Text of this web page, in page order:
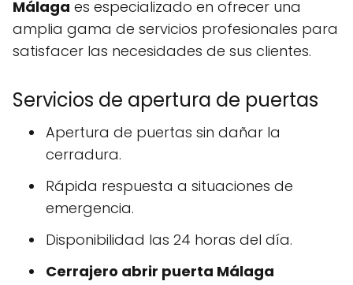
Málaga es especializado en ofrecer una
amplia gama de servicios profesionales para
satisfacer las necesidades de sus clientes.
Servicios de apertura de puertas
Apertura de puertas sin dañar la
cerradura.
Rápida respuesta a situaciones de
emergencia.
Disponibilidad las 24 horas del día.
Cerrajero abrir puerta Málaga